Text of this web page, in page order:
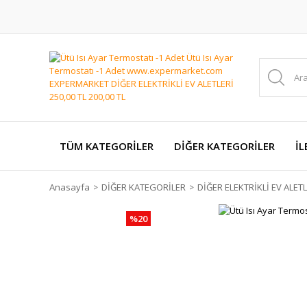
TÜM KATEGORİLER DİĞER KATEGORİLER
Anasayfa DİĞER KATEGORİLER DİĞER ELEKTRİKLİ EV
%20